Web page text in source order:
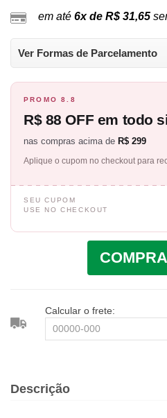
em até 6x de R$ 31,65
Ver Formas de Parcelamento
PROMO 8.8
R$ 88 OFF em todo
nas compras acima de R$ 299
Aplique o cupom no checkout para
SEU CUPOM
USE NO CHECKOUT
Calcular o frete:
Descrição